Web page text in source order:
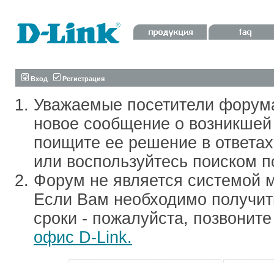
Вход Регистрация
Уважаемые посетители
новое сообщение о
поищите ее решение в
или воспользуйтесь поиском
Форум не является системой
Если Вам необходимо
сроки - пожалуйста,
офис D-Link.